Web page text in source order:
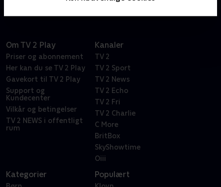
Om TV 2 Play
Priser og abonnement
Her kan du se TV 2 Play
Gavekort til TV 2 Play
Support og
Kundecenter
Vilkår og betingelser
TV 2 NEWS i offentligt
rum
Kanaler
TV 2
TV 2 Sport
TV 2 News
TV 2 Echo
TV 2 Fri
TV 2 Charlie
C More
BritBox
SkyShowtime
Oiii
Kategorier Populært